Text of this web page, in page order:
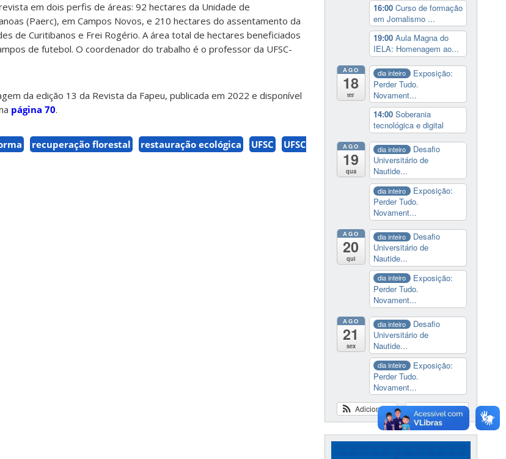
em dois perfis de áreas: 92 hectares da Unidade de
(Paerc), em Campos Novos, e 210 hectares do assentamento da
de Curitibanos e Frei Rogério. A área total de hectares beneficiados
de futebol. O coordenador do trabalho é o professor da UFSC-
da edição 13 da Revista da Fapeu, publicada em 2022 e disponível
página 70.
recuperação florestal restauração ecológica UFSC
UFSC
16:00 Curso de formação
em Jornalismo ...
19:00 Aula Magna do
IELA: Homenagem ao...
AGO
18
ter
dia inteiro
Exposição:
Perder Tudo.
Novament...
14:00 Soberania
tecnológica e digital
AGO
19
qua
dia inteiro
Desafio
Universitário de
Nautide...
dia inteiro
Exposição:
Perder Tudo.
Novament...
AGO
20
qui
dia inteiro
Desafio
Universitário de
Nautide...
dia inteiro
Exposição:
Perder Tudo.
Novament...
AGO
21
sex
dia inteiro
Desafio
Universitário de
Nautide...
dia inteiro
Exposição:
Perder Tudo.
Novament...
Ver calendário
Adicionar